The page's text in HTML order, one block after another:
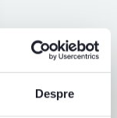
Despre